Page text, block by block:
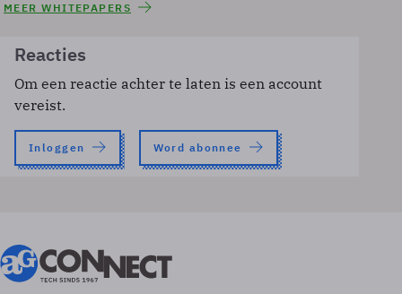
MEER WHITEPAPERS
Reacties
Om een reactie achter te laten is een account
vereist.
Inloggen Word abonnee